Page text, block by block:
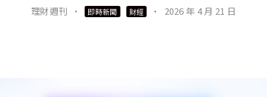
理財週刊 · 即時新聞 財經 · 2026 年 4 月 21 日